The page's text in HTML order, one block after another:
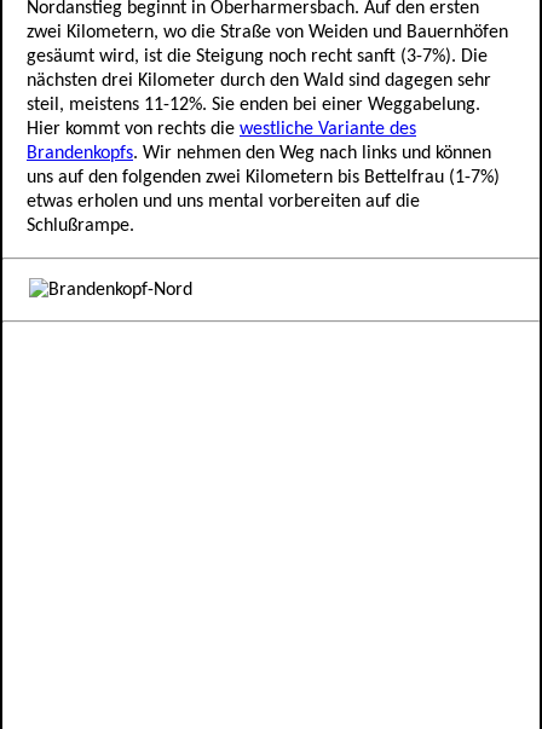
Nordanstieg beginnt in Oberharmersbach. Auf den ersten
zwei Kilometern, wo die Straße von Weiden und Bauernhöfen
gesäumt wird, ist die Steigung noch recht sanft (3-7%). Die
nächsten drei Kilometer durch den Wald sind dagegen sehr
steil, meistens 11-12%. Sie enden bei einer Weggabelung.
Hier kommt von rechts die westliche Variante des
Brandenkopfs. Wir nehmen den Weg nach links und können
uns auf den folgenden zwei Kilometern bis Bettelfrau (1-7%)
etwas erholen und uns mental vorbereiten auf die
Schlußrampe.